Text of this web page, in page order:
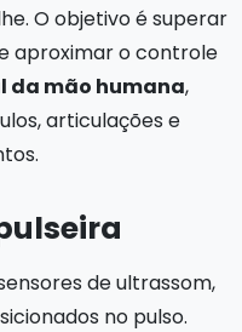
O objetivo é superar
aproximar o controle
da mão humana,
articulações e
de ultrassom,
no pulso.